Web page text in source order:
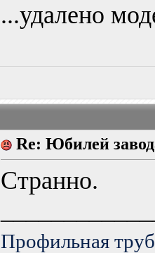
...удалено
Re: Юбилей
Странно.
Профильная